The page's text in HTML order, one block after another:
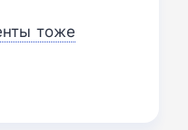
тоже